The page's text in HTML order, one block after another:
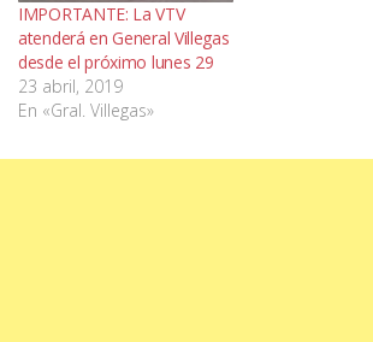
IMPORTANTE: La VTV
atenderá en General Villegas
desde el próximo lunes 29
23 abril, 2019
En «Gral. Villegas»